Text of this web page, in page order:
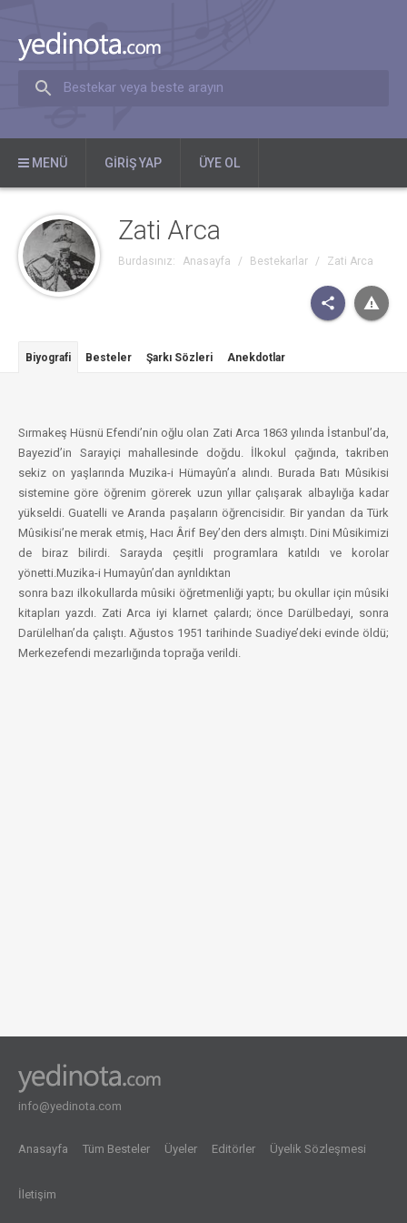
Bestekar veya beste arayın
MENÜ GIRIŞ YAP ÜYE OL
Zati Arca
Burdasınız: Anasayfa / Bestekarlar / Zati Arca
Biyografi Besteler Şarkı Sözleri Anekdotlar
Sırmakeş Hüsnü Efendi’nin oğlu olan Zati Arca 1863 yılında İstanbul’da,
Bayezid’in Sarayiçi mahallesinde doğdu. İlkokul çağında, takriben
sekiz on yaşlarında Muzika-i Hümayûn’a alındı. Burada Batı Mûsikisi
sistemine göre öğrenim görerek uzun yıllar çalışarak albaylığa kadar
yükseldi. Guatelli ve Aranda paşaların öğrencisidir. Bir yandan da Türk
Mûsikisi’ne merak etmiş, Hacı Ârif Bey’den ders almıştı. Dini Mûsikimizi
de biraz bilirdi. Sarayda çeşitli programlara katıldı ve korolar
yönetti.Muzika-i Humayûn’dan ayrıldıktan
sonra bazı ilkokullarda mûsiki öğretmenliği yaptı; bu okullar için mûsiki
kitapları yazdı. Zati Arca iyi klarnet çalardı; önce Darülbedayi, sonra
Darülelhan’da çalıştı. Ağustos 1951 tarihinde Suadiye’deki evinde öldü;
Merkezefendi mezarlığında toprağa verildi.
info@yedinota.com
Anasayfa Tüm Besteler Üyeler Editörler Üyelik Sözleşmesi
İletişim